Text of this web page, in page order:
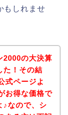
もしれませ
2000の大決算
た！その結
式ページよ
お得な価格で
♪なので、シ